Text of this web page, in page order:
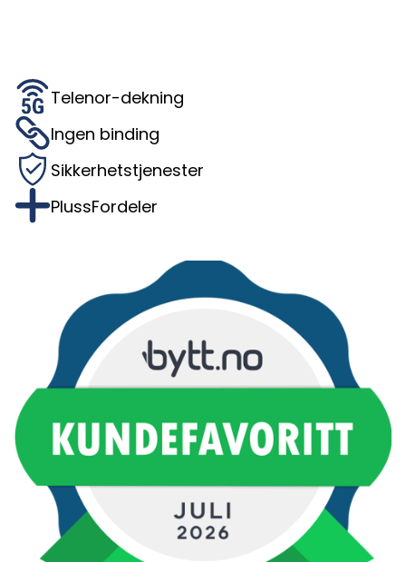
Telenor-dekning
Ingen binding
Sikkerhetstjenester
PlussFordeler